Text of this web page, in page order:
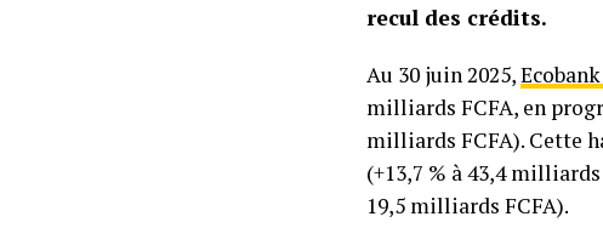
recul des crédits.
Au 30 juin 2025,
milliards FCFA, en
milliards FCFA). Cette
(+13,7 % à 43,4
19,5 milliards FCFA).